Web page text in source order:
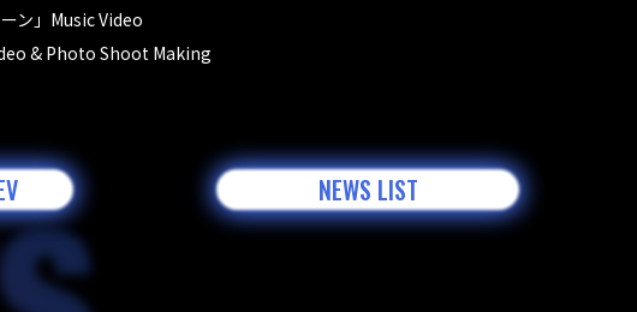
ン」Music Video
& Photo Shoot Making
NEWS LIST